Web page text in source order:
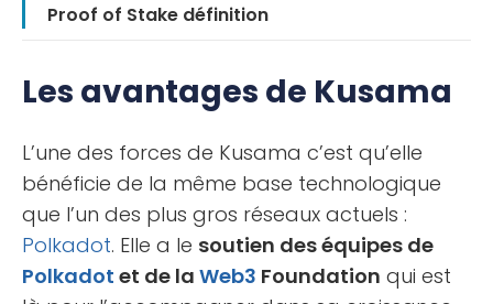
Proof of Stake définition
Les avantages de Kusama
L’une des forces de Kusama c’est qu’elle
bénéficie de la même base technologique
que l’un des plus gros réseaux actuels :
Polkadot. Elle a le soutien des équipes de
Polkadot et de la Web3 Foundation qui est